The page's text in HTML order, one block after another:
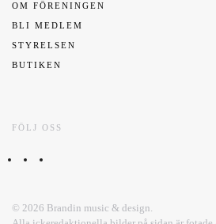
FÖLJ OSS
© 2026 Brandin music & design.
OM FÖRENINGEN
BLI MEDLEM
STYRELSEN
BUTIKEN